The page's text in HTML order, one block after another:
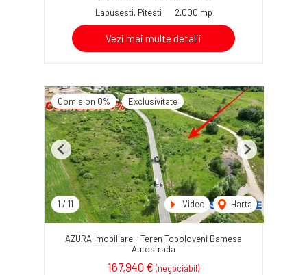
Labusesti, Pitesti
2,000 mp
Vezi mai multe detalii
Comision 0% Exclusivitate
1 / 11 Video Harta
Previous Next
AZURA Imobiliare - Teren Topoloveni Bamesa
Autostrada
167,940 € (negociabil)